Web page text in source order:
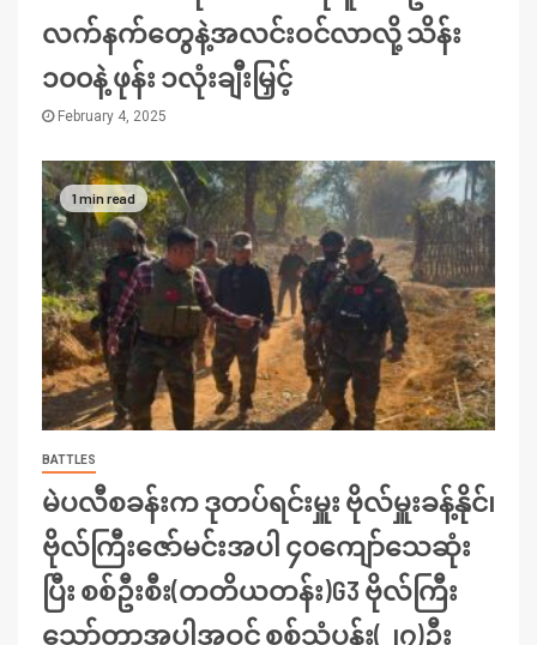
လက်နက်တွေနဲ့အလင်းဝင်လာလို့ သိန်း
၁၀၀နဲ့ ဖုန်း ၁လုံးချီးမြှင့်
February 4, 2025
1 min read
BATTLES
မဲပလီစခန်းက ဒုတပ်ရင်းမှူး ဗိုလ်မှူးခန့်နိုင်၊
ဗိုလ်ကြီးဇော်မင်းအပါ ၄၀ကျော်သေဆုံး
ပြီး စစ်ဦးစီး(တတိယတန်း)G3 ဗိုလ်ကြီး
သော်တာအပါအဝင် စစ်သုံ့ပန်း(၂၇)ဦး